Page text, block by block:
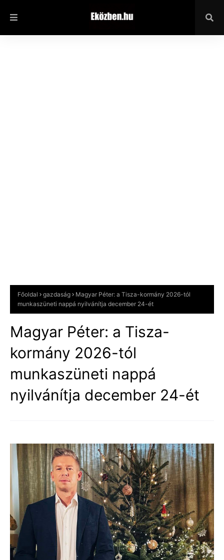
Főoldal gazdaság
Magyar Péter: a Tisza-kormány 2026-tól
munkaszüneti nappá nyilvánítja december 24-ét
Magyar Péter: a Tisza-
kormány 2026-tól
munkaszüneti nappá
nyilvánítja december 24-ét